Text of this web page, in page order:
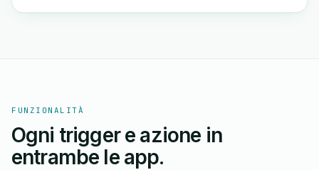
FUNZIONALITÀ
Ogni trigger e azione in
entrambe le app.